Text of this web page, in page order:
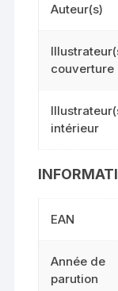
Auteur(s)
couverture
intérieur
EAN
Année de
parution